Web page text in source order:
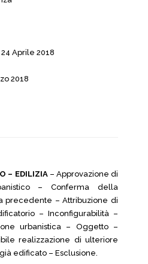
24 Aprile 2018
2018
– EDILIZIA– Approvazione di
– Conferma della
precedente – Attribuzione di
– Inconfigurabilità –
urbanistica – Oggetto –
realizzazione di ulteriore
edificato – Esclusione.